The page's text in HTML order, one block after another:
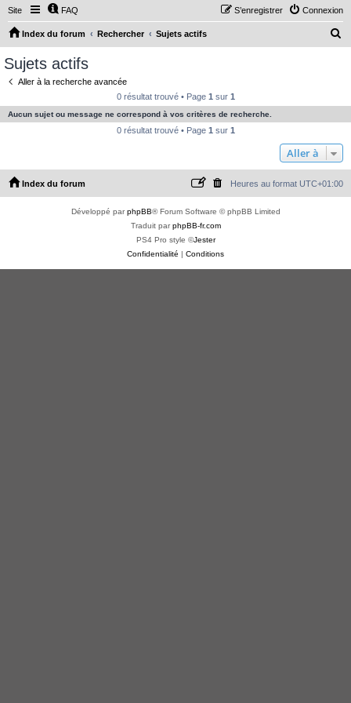
Site FAQ Connexion
S’enregistrer
Index du forum Rechercher Sujets actifs
e
c
e
Sujets actifs
Aller à la recherche avancée
0 résultat trouvé • Page 1 sur 1
Aucun sujet ou message ne correspond à vos critères de recherche.
0 résultat trouvé • Page 1 sur 1
Aller à
Index du forum Heures au format UTC+01:00
Développé parphpBB® Forum Software © phpBB Limited
Traduit parphpBB-fr.com
PS4 Pro style ©Jester
Confidentialité | Conditions